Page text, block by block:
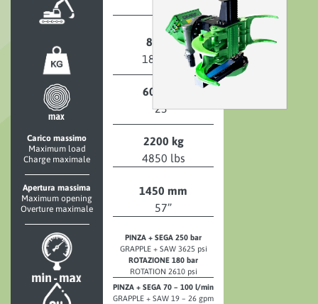
Carico massimo
Maximum load
Charge maximale
Apertura massima
Maximum opening
Overture maximale
860 kg
1896 lbs
600 mm
23″
2200 kg
4850 lbs
1450 mm
57”
PINZA + SEGA 250 bar
GRAPPLE + SAW 3625 psi
ROTAZIONE 180 bar
ROTATION 2610 psi
PINZA + SEGA 70 – 100 l/min
GRAPPLE + SAW 19 – 26 gpm